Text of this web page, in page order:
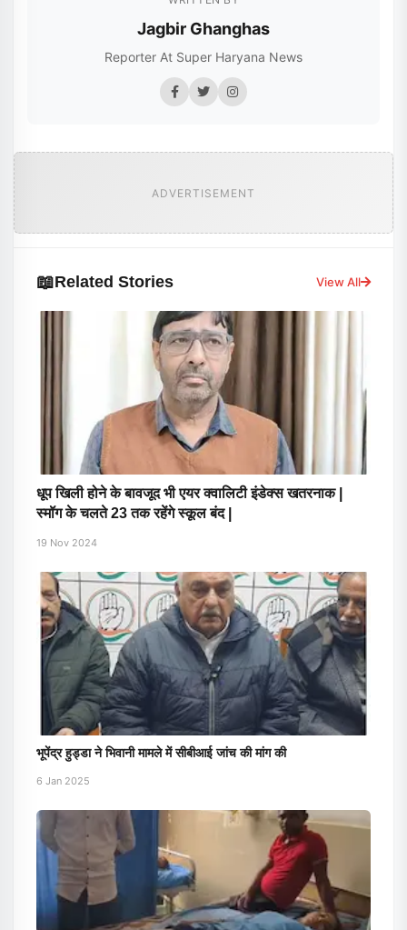
Jagbir Ghanghas
Reporter At Super Haryana News
ADVERTISEMENT
📖Related Stories View All
धूप खिली होने के बावजूद भी एयर क्वालिटी इंडेक्स खतरनाक |
स्मॉग के चलते 23 तक रहेंगे स्कूल बंद |
19 Nov 2024
भूपेंद्र हुड्डा ने भिवानी मामले में सीबीआई जांच की मांग की
6 Jan 2025